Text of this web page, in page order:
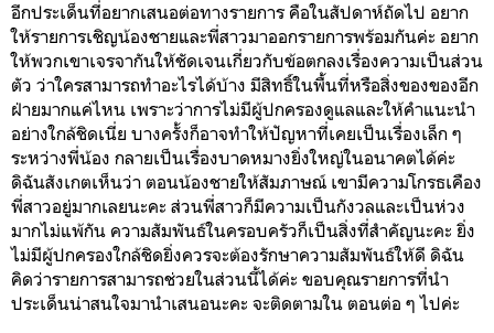
อีกประเด็นที่อยากเสนอต่อทางรายการ คือในสัปดาห์ถัดไป อยาก
ให้รายการเชิญน้องชายและพี่สาวมาออกรายการพร้อมกันค่ะ อยาก
ให้พวกเขาเจรจากันให้ชัดเจนเกี่ยวกับข้อตกลงเรื่องความเป็นส่วน
ตัว ว่าใครสามารถทำอะไรได้บ้าง มีสิทธิ์ในพื้นที่หรือสิ่งของของอีก
ฝ่ายมากแค่ไหน เพราะว่าการไม่มีผู้ปกครองดูแลและให้คำแนะนำ
อย่างใกล้ชิดเนี่ย บางครั้งก็อาจทำให้ปัญหาที่เคยเป็นเรื่องเล็ก ๆ
ระหว่างพี่น้อง กลายเป็นเรื่องบาดหมางยิ่งใหญ่ในอนาคตได้ค่ะ
ดิฉันสังเกตเห็นว่า ตอนน้องชายให้สัมภาษณ์ เขามีความโกรธเคือง
พี่สาวอยู่มากเลยนะคะ ส่วนพี่สาวก็มีความเป็นกังวลและเป็นห่วง
มากไม่แพ้กัน ความสัมพันธ์ในครอบครัวก็เป็นสิ่งที่สำคัญนะคะ ยิ่ง
ไม่มีผู้ปกครองใกล้ชิดยิ่งควรจะต้องรักษาความสัมพันธ์ให้ดี ดิฉัน
คิดว่ารายการสามารถช่วยในส่วนนี้ได้ค่ะ ขอบคุณรายการที่นำ
ประเด็นน่าสนใจมานำเสนอนะคะ จะติดตามใน ตอนต่อ ๆ ไปค่ะ